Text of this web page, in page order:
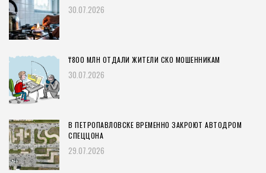
30.07.2026
₸800 МЛН ОТДАЛИ ЖИТЕЛИ СКО МОШЕННИКАМ
30.07.2026
В ПЕТРОПАВЛОВСКЕ ВРЕМЕННО ЗАКРОЮТ АВТОДРОМ
СПЕЦЦОНА
29.07.2026